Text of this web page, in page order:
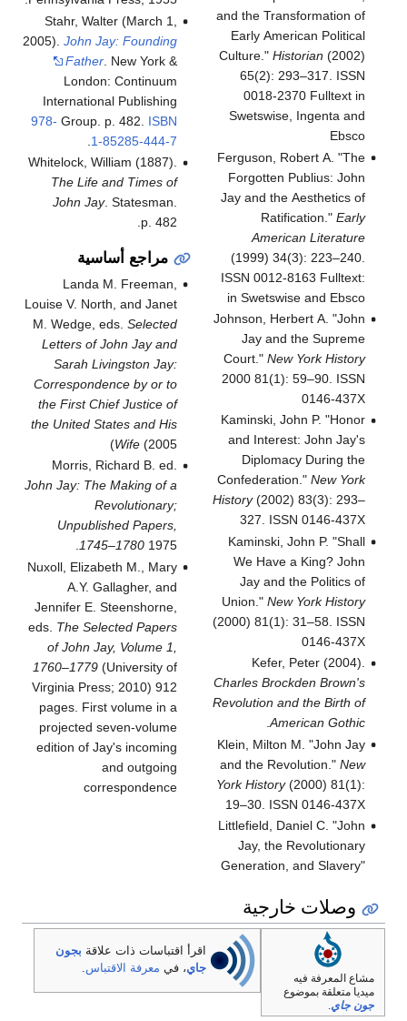
and the Transformation of
Early American Political
Culture." Historian (2002)
65(2): 293–317. ISSN
0018-2370 Fulltext in
Swetswise, Ingenta and
Ebsco
Ferguson, Robert A. "The
Forgotten Publius: John
Jay and the Aesthetics of
Ratification." Early
American Literature
(1999) 34(3): 223–240.
ISSN 0012-8163 Fulltext:
in Swetswise and Ebsco
Johnson, Herbert A. "John
Jay and the Supreme
Court." New York History
2000 81(1): 59–90. ISSN
0146-437X
Kaminski, John P. "Honor
and Interest: John Jay's
Diplomacy During the
Confederation." New York
History(2002) 83(3): 293–
327. ISSN 0146-437X
Kaminski, John P. "Shall
We Have a King? John
Jay and the Politics of
Union." New York History
(2000) 81(1): 31–58. ISSN
0146-437X
Kefer, Peter (2004).
Charles Brockden Brown's
Revolution and the Birth of
American Gothic
Klein, Milton M. "John Jay
and the Revolution." New
York History(2000) 81(1):
19–30. ISSN 0146-437X
Littlefield, Daniel C. "John
Jay, the Revolutionary
Generation, and Slavery"
Stahr, Walter (March 1,
2005). John Jay: Founding
Father. New York &
London: Continuum
International Publishing
Group. p. 482. ISBN
978-
1-85285-444-7
Whitelock, William (1887).
The Life and Times of
John Jay. Statesman.
p. 482.
مراجع أساسية
Landa M. Freeman,
Louise V. North, and Janet
M. Wedge, eds. Selected
Letters of John Jay and
Sarah Livingston Jay:
Correspondence by or to
the First Chief Justice of
the United States and His
Wife(2005)
Morris, Richard B. ed.
John Jay: The Making of a
Revolutionary;
Unpublished Papers,
1745–17801975.
Nuxoll, Elizabeth M., Mary
A.Y. Gallagher, and
Jennifer E. Steenshorne,
eds. The Selected Papers
of John Jay, Volume 1,
1760–1779(University of
Virginia Press; 2010) 912
pages. First volume in a
projected seven-volume
edition of Jay's incoming
and outgoing
correspondence
وصلات خارجية
اقرأ اقتباسات ذات علاقة بجون
جاي، في معرفة الاقتباس.
مشاع المعرفة فيه
ميديا متعلقة بموضوع
جون جاي.